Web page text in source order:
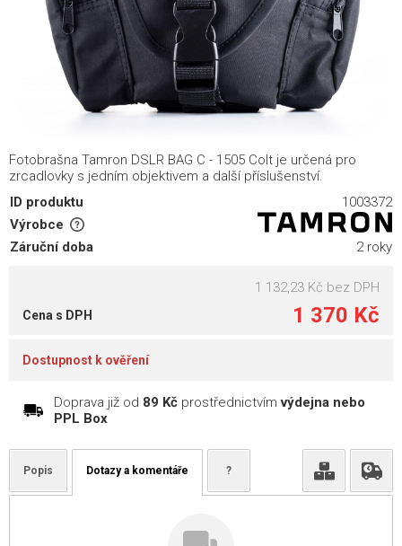
Fotobrašna Tamron DSLR BAG C - 1505 Colt je určená pro
zrcadlovky s jedním objektivem a další příslušenství.
ID produktu
1003372
Výrobce
Záruční doba
2 roky
1 132,23 Kč bez DPH
1 370 Kč
Cena s DPH
Dostupnost k ověření
Doprava již od 89 Kč prostřednictvímvýdejna nebo
PPL Box
Popis Dotazy a komentáře ?